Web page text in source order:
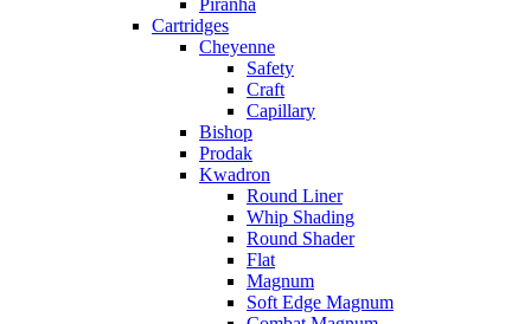
Cartridges
Cheyenne
Safety
Craft
Capillary
Bishop
Prodak
Kwadron
Round Liner
Whip Shading
Round Shader
Flat
Magnum
Soft Edge Magnum